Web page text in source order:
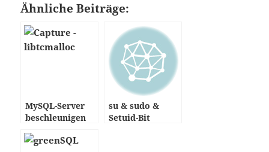
Ähnliche Beiträge:
MySQL-Server
beschleunigen
su & sudo &
Setuid-Bit